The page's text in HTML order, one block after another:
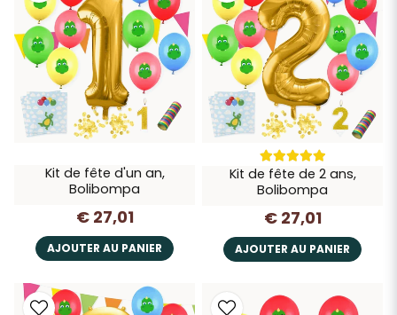
Kit de fête d'un an,
Bolibompa
€ 27,01
AJOUTER AU PANIER
Kit de fête de 2 ans,
Bolibompa
€ 27,01
AJOUTER AU PANIER